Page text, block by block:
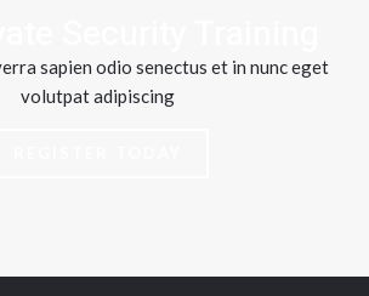
sapien odio senectus et in nunc eget
volutpat adipiscing